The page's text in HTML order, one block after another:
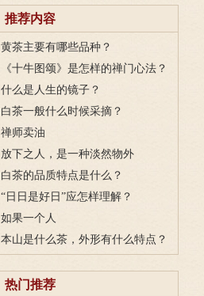
推荐内容
黄茶主要有哪些品种？
《十牛图颂》是怎样的禅门心法？
什么是人生的镜子？
白茶一般什么时候采摘？
禅师卖油
放下之人，是一种淡然物外
白茶的品质特点是什么？
“日日是好日”应怎样理解？
如果一个人
本山是什么茶，外形有什么特点？
热门推荐